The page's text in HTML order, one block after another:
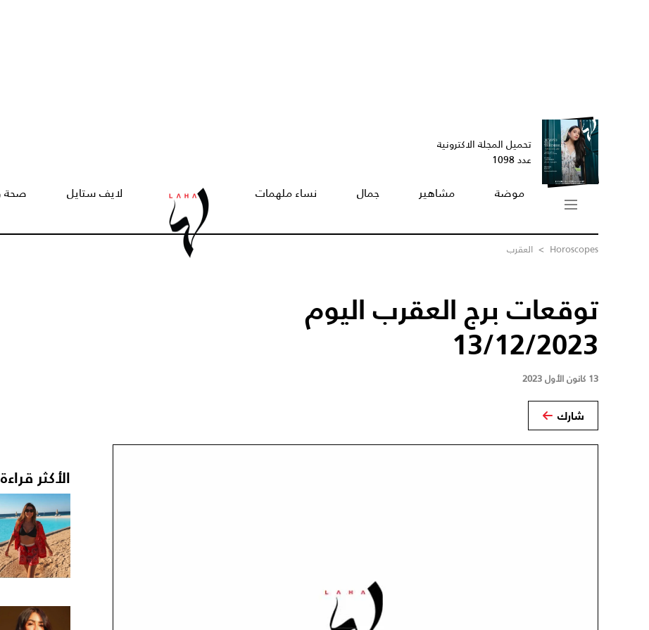
تحميل المجلة الاكترونية
عدد 1098
موضة مشاهير جمال نساء ملهمات لايف ستايل صحة
Horoscopes
> العقرب
توقعات برج العقرب اليوم
13/12/2023
13 كانون الأول 2023
شارك
الأكثر قراءة